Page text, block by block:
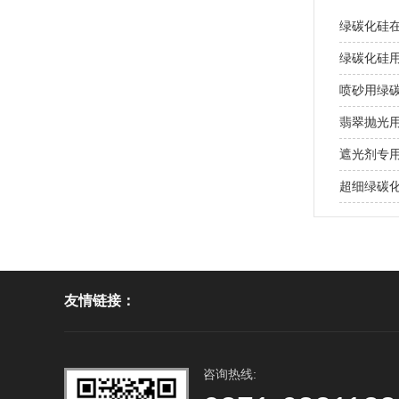
绿碳化硅
绿碳化硅
喷砂用绿
翡翠抛光
遮光剂专
超细绿碳
友情链接：
咨询热线: